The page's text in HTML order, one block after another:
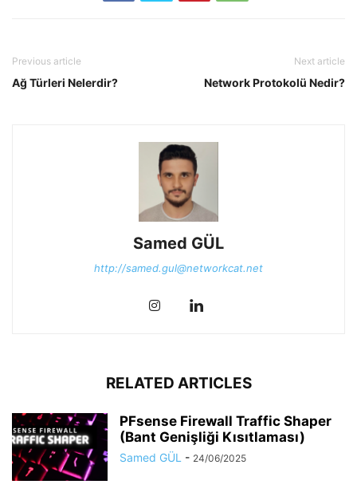
Previous article
Ağ Türleri Nelerdir?
Next article
Network Protokolü Nedir?
Samed GÜL
http://samed.gul@networkcat.net
RELATED ARTICLES
PFsense Firewall Traffic Shaper
(Bant Genişliği Kısıtlaması)
Samed GÜL - 24/06/2025